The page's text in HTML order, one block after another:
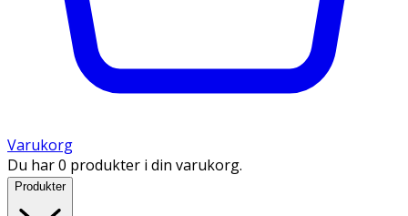
Varukorg
Du har 0 produkter i din varukorg.
Produkter